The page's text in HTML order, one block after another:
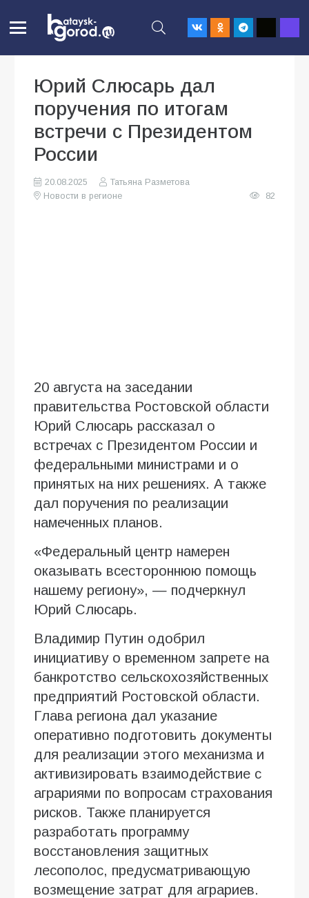
Юрий Слюсарь дал
поручения по итогам
встречи с Президентом
России
20.08.2025
Татьяна Разметова
Новости в регионе
82
20 августа на заседании
правительства Ростовской области
Юрий Слюсарь рассказал о
встречах с Президентом России и
федеральными министрами и о
принятых на них решениях. А также
дал поручения по реализации
намеченных планов.
«Федеральный центр намерен
оказывать всестороннюю помощь
нашему региону», — подчеркнул
Юрий Слюсарь.
Владимир Путин одобрил
инициативу о временном запрете на
банкротство сельскохозяйственных
предприятий Ростовской области.
Глава региона дал указание
оперативно подготовить документы
для реализации этого механизма и
активизировать взаимодействие с
аграриями по вопросам страхования
рисков. Также планируется
разработать программу
восстановления защитных
лесополос, предусматривающую
возмещение затрат для аграриев.